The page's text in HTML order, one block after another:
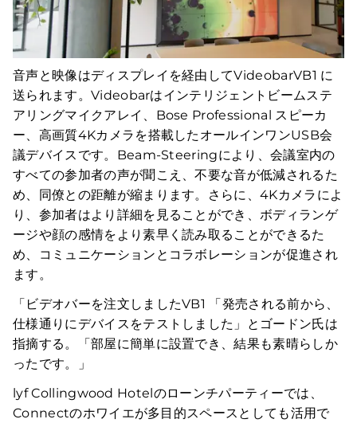
音声と映像はディスプレイを経由してVideobarVB1 に
送られます。Videobarはインテリジェントビームステ
アリングマイクアレイ、Bose Professional スピーカ
ー、高画質4Kカメラを搭載したオールインワンUSB会
議デバイスです。Beam-Steeringにより、会議室内の
すべての参加者の声が聞こえ、不要な音が低減されるた
め、同僚との距離が縮まります。さらに、4Kカメラによ
り、参加者はより詳細を見ることができ、ボディランゲ
ージや顔の感情をより素早く読み取ることができるた
め、コミュニケーションとコラボレーションが促進され
ます。
「ビデオバーを注文しましたVB1 「発売される前から、
仕様通りにデバイスをテストしました」とゴードン氏は
指摘する。「部屋に簡単に設置でき、結果も素晴らしか
ったです。」
lyf Collingwood Hotelのローンチパーティーでは、
Connectのホワイエが多目的スペースとしても活用で